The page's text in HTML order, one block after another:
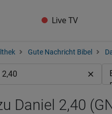
Live TV
Gute Nachricht Bibel
Daniel 2,40